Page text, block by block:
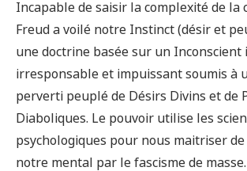
Incapable de saisir la complexité de la
Freud a voilé notre Instinct (désir et
une doctrine basée sur un Inconscient
irresponsable et impuissant soumis à
perverti peuplé de Désirs Divins et de
Diaboliques. Le pouvoir utilise les
psychologiques pour nous maitriser
notre mental par le fascisme de masse.